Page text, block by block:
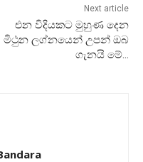
Next article
එන විදියකට මුහුණ දෙන
මිථුන ලග්නයෙන් උපන් ඔබ
ගැනයි මේ…